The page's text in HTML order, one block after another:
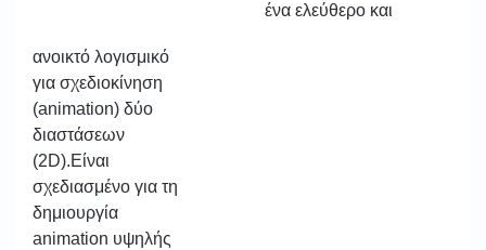
ένα ελεύθερο και
ανοικτό λογισμικό
για σχεδιοκίνηση
(animation) δύο
διαστάσεων
(2D).Είναι
σχεδιασμένο για τη
δημιουργία
animation υψηλής